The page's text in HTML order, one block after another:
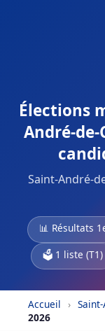
Élections
André-
Saint-André-
📊 Résultats
🗳️ 1 liste (T1)
Accueil ›
2026